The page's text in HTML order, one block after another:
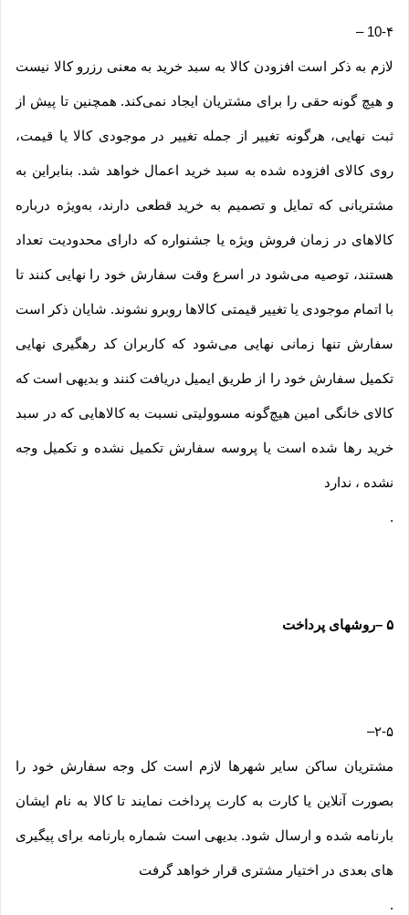
10-۴ –
لازم به ذکر است افزودن کالا به سبد خرید به معنی رزرو کالا نیست
و هیچ گونه حقی را برای مشتریان ایجاد نمی‌کند. همچنین تا پیش از
ثبت نهایی، هرگونه تغییر از جمله تغییر در موجودی کالا یا قیمت،
روی کالای افزوده شده به سبد خرید اعمال خواهد شد. بنابراین به
مشتریانی که تمایل و تصمیم به خرید قطعی دارند، به‌ویژه درباره
کالاهای در زمان فروش ویژه یا جشنواره که دارای محدودیت تعداد
هستند، توصیه می‌شود در اسرع وقت سفارش خود را نهایی کنند تا
با اتمام موجودی یا تغییر قیمتی کالاها روبرو نشوند. شایان ذکر است
سفارش تنها زمانی نهایی می‌شود که کاربران کد رهگیری نهایی
تکمیل سفارش خود را از طریق ایمیل دریافت کنند و بدیهی است که
کالای خانگی امین هیچ‌گونه مسوولیتی نسبت به کالاهایی که در سبد
خرید رها شده است یا پروسه سفارش تکمیل نشده و تکمیل وجه
نشده ، ندارد
.
۵ –روشهای پرداخت
۲-۵–
مشتریان ساکن سایر شهرها لازم است کل وجه سفارش خود را
بصورت آنلاین یا کارت به کارت پرداخت نمایند تا کالا به نام ایشان
بارنامه شده و ارسال شود. بدیهی است شماره بارنامه برای پیگیری
های بعدی در اختیار مشتری قرار خواهد گرفت
.